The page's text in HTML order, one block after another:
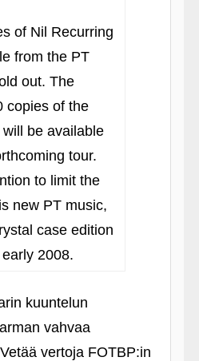
of Nil Recurring
from the PT
out. The
copies of the
be available
tour.
to limit the
new PT music,
case edition
2008.
kuuntelun
vahvaa
vertoja FOTBP:in